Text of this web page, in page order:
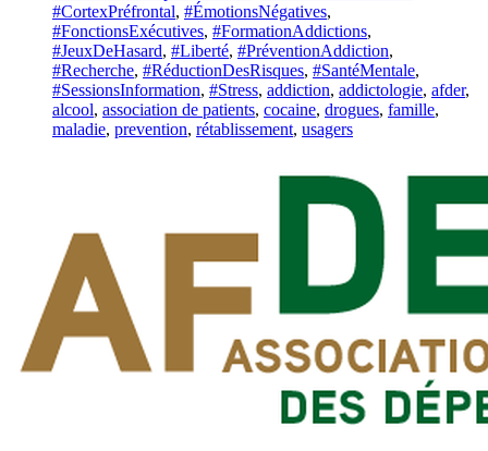
with
#CortexPréfrontal, #ÉmotionsNégatives,
#FonctionsExécutives, #FormationAddictions,
#JeuxDeHasard, #Liberté, #PréventionAddiction,
#Recherche, #RéductionDesRisques, #SantéMentale,
#SessionsInformation, #Stress, addiction, addictologie, afder,
alcool, association de patients, cocaine, drogues, famille,
maladie, prevention, rétablissement, usagers